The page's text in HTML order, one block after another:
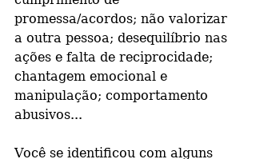
promessa/acordos; não valorizar
a outra pessoa; desequilíbrio nas
ações e falta de reciprocidade;
chantagem emocional e
manipulação; comportamento
abusivos...
Você se identificou com alguns